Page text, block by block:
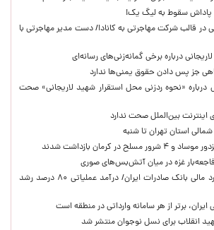
پاداش سقوط به لیگ یک!
در قالب شرکت مهاجرتی به کانادا/ دست مدیر مهاجرتی با
درباره برخی گمانه‌زنی‌های رسانه‌ای
جز پس دادن حقوق یمنی‌ها ندارد
درباره «نحوه ردزنی محل استقرار شهید لاریجانی» صحت
شمالی استان تهران تا شنبه
فاجعه‌بار غزه در میان آتش‌بس‌های صوری
تغییر مثبت در عملکرد مالی بانک صادرات ایران/ درآمد عملیاتی ۸۰ درصد رشد
ایران، برتر از هر سامانه وارداتی در منطقه است
انقلاب برای نسل نوجوان منتشر شد